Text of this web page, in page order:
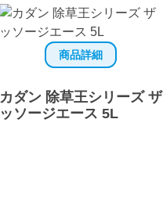
商品詳細
カダン 除草王シリーズ ザ
ッソージエース 5L